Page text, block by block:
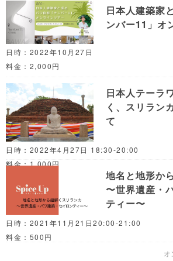
日本人建築家
ンバー11」オ
日時：2022年10月27日
料金：2,000円
日本人テーラ
く、スリラン
て
日時：2022年4月27日 18:30-20:00
料金：1,000円
地名と地形か
〜世界遺産・
ティー〜
日時：2021年11月21日20:00-21:00
料金：500円
オ